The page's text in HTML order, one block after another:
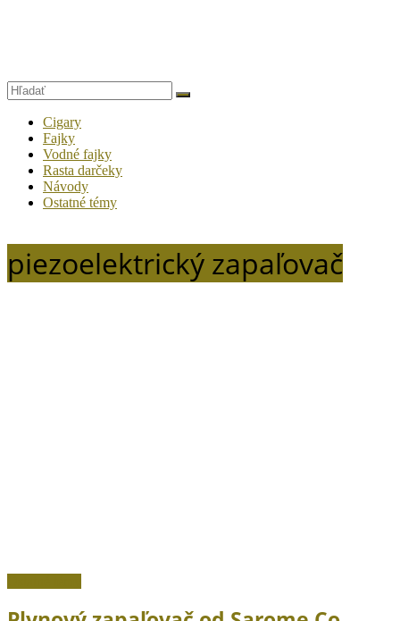
Cigary
Fajky
Vodné fajky
Rasta darčeky
Návody
Ostatné témy
piezoelektrický zapaľovač